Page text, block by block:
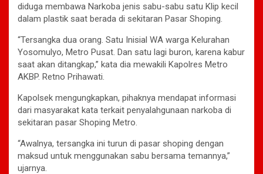
diduga membawa Narkoba jenis sabu-sabu satu Klip kecil
dalam plastik saat berada di sekitaran Pasar Shoping.
“Tersangka dua orang. Satu Inisial WA warga Kelurahan
Yosomulyo, Metro Pusat. Dan satu lagi buron, karena kabur
saat akan ditangkap,” kata dia mewakili Kapolres Metro
AKBP. Retno Prihawati.
Kapolsek mengungkapkan, pihaknya mendapat informasi
dari masyarakat kata terkait penyalahgunaan narkoba di
sekitaran pasar Shoping Metro.
“Awalnya, tersangka ini turun di pasar shoping dengan
maksud untuk menggunakan sabu bersama temannya,”
ujarnya.